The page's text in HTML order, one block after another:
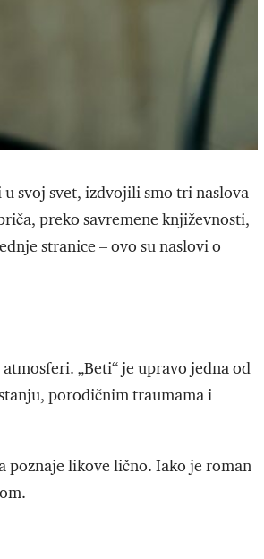
svoj svet, izdvojili smo tri naslova
preko savremene književnosti,
stranice – ovo su naslovi o
„Beti“ je upravo jedna od
porodičnim traumama i
poznaje likove lično. Iako je roman